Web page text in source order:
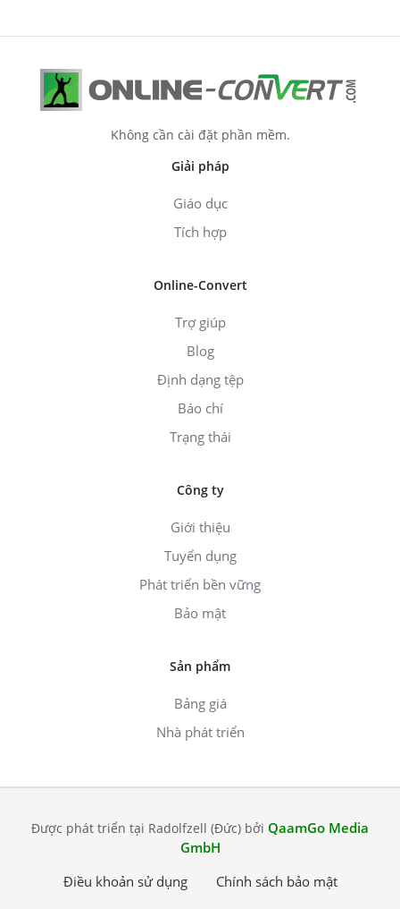
Không cần cài đặt phần mềm.
Giải pháp
Giáo dục
Tích hợp
Online-Convert
Trợ giúp
Blog
Định dạng tệp
Báo chí
Trạng thái
Công ty
Giới thiệu
Tuyển dụng
Phát triển bền vững
Bảo mật
Sản phẩm
Bảng giá
Nhà phát triển
Được phát triển tại Radolfzell (Đức) bởi QaamGo Media
GmbH
Điều khoản sử dụng
Chính sách bảo mật